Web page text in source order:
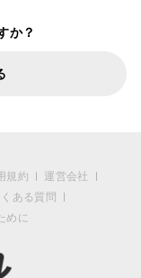
か？
規約
運営会社
くある質問
めに